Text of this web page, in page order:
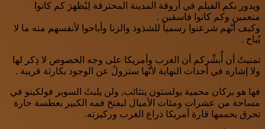
ويدور بكم الفيلم في أروقة المدينة المحترقة لِيُظهرَ كم كانوا
منعمين وكم كانوا فاسقين .
وكيف أنّهم شرعنوا رسمياً للشذوذ والزنا وأباحوا لأنفسهم منه ما ﻻ
يُباح .
تمنيتُ أن أُبشِّركم أن الغرب وأمريكا على وجه الخصوص ﻻ ذِكر لها
وﻻ إشاره في أحداث النهاية لأنّها ستزولُ عن الوجود بكارثة قريبة .
فها هو بركان محمية يولستون يتثائب, ولن يلبثَ السوبر فولكينو في
مساحة من عشرات ومئات الأميال ليفتحَ فمه الكبير بعطسة حارة
تحرق بحممها قارة أمريكا ذراع الغرب وركيزته.